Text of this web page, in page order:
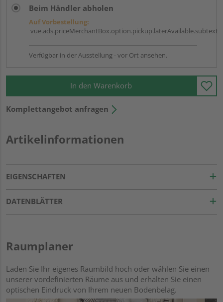
Beim Händler abholen
Auf Vorbestellung:
vue.ads.priceMerchantBox.option.pickup.laterAvailable.subtext
Verfügbar in der Ausstellung - vor Ort ansehen.
In den Warenkorb
Komplettangebot anfragen
Artikelinformationen
EIGENSCHAFTEN
DATENBLÄTTER
Raumplaner
Laden Sie Ihr eigenes Raumbild hoch oder wählen Sie einen
unserer vordefinierten Räume aus und erhalten Sie einen
optischen Eindruck von Ihrem neuen Bodenbelag.